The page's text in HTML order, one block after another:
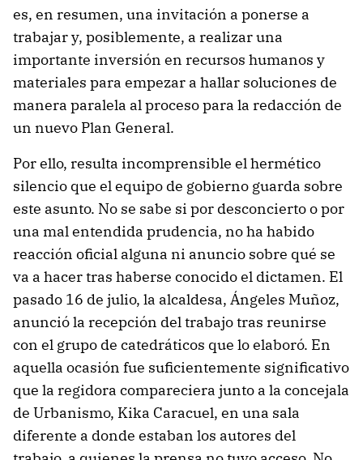
es, en resumen, una invitación a ponerse a
trabajar y, posiblemente, a realizar una
importante inversión en recursos humanos y
materiales para empezar a hallar soluciones de
manera paralela al proceso para la redacción de
un nuevo Plan General.
Por ello, resulta incomprensible el hermético
silencio que el equipo de gobierno guarda sobre
este asunto. No se sabe si por desconcierto o por
una mal entendida prudencia, no ha habido
reacción oficial alguna ni anuncio sobre qué se
va a hacer tras haberse conocido el dictamen. El
pasado 16 de julio, la alcaldesa, Ángeles Muñoz,
anunció la recepción del trabajo tras reunirse
con el grupo de catedráticos que lo elaboró. En
aquella ocasión fue suficientemente significativo
que la regidora compareciera junto a la concejala
de Urbanismo, Kika Caracuel, en una sala
diferente a donde estaban los autores del